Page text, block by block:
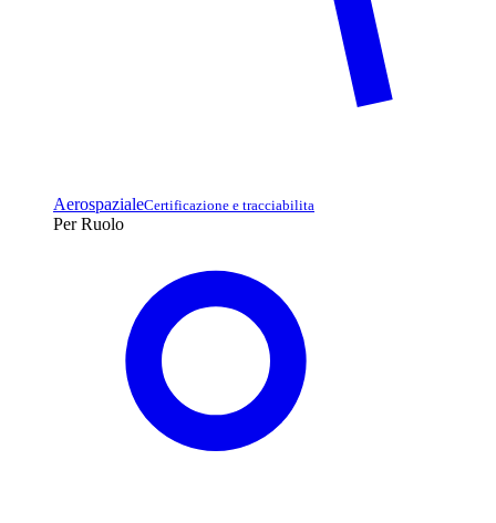
AerospazialeCertificazione e tracciabilita
Per Ruolo